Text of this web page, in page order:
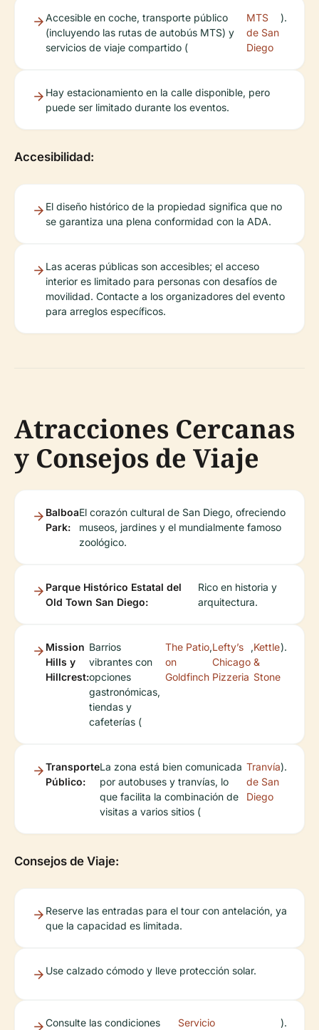
Accesible en coche, transporte público
(incluyendo las rutas de autobús MTS) y
servicios de viaje compartido (
MTS
de San
Diego
).
Hay estacionamiento en la calle disponible, pero
puede ser limitado durante los eventos.
Accesibilidad:
El diseño histórico de la propiedad significa que no
se garantiza una plena conformidad con la ADA.
Las aceras públicas son accesibles; el acceso
interior es limitado para personas con desafíos de
movilidad. Contacte a los organizadores del evento
para arreglos específicos.
Atracciones Cercanas
y Consejos de Viaje
Balboa
Park:
El corazón cultural de San Diego, ofreciendo
museos, jardines y el mundialmente famoso
zoológico.
Parque Histórico Estatal del
Old Town San Diego:
Rico en historia y
arquitectura.
Mission
Hills y
Hillcrest:
Barrios
vibrantes con
opciones
gastronómicas,
tiendas y
cafeterías (
The Patio
on
Goldfinch
,Lefty’s
Chicago
Pizzeria
,Kettle
&
Stone
).
Transporte
Público:
La zona está bien comunicada
por autobuses y tranvías, lo
que facilita la combinación de
visitas a varios sitios (
Tranvía
de San
Diego
).
Consejos de Viaje:
Reserve las entradas para el tour con antelación, ya
que la capacidad es limitada.
Use calzado cómodo y lleve protección solar.
Consulte las condiciones
Servicio
).